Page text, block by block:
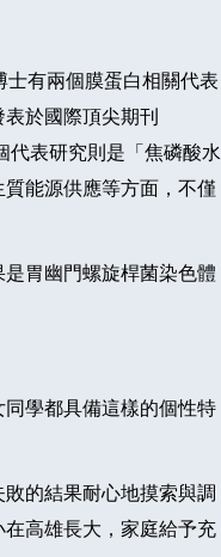
有兩個膜蛋白相關代表
於國際頂尖期刊
代表研究則是「焦磷酸水
能源供應等方面，不僅
胃幽門螺旋桿菌染色體
學都具備這樣的個性特
的結果耐心地摸索與調
高雄長大，家庭給予充